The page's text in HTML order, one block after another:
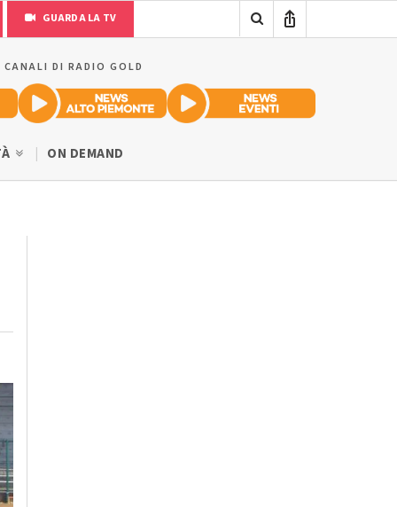
GUARDA LA TV
DI RADIO GOLD
ON DEMAND